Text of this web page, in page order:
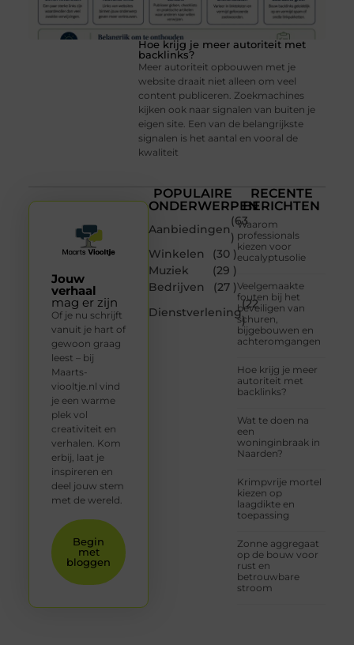
Hoe krijg je meer autoriteit met
backlinks?
Meer autoriteit opbouwen met je
website draait niet alleen om veel
content publiceren. Zoekmachines
kijken ook naar signalen van buiten je
eigen site. Een van de belangrijkste
signalen is het aantal en vooral de
kwaliteit
POPULAIRE
ONDERWERPEN
Aanbiedingen
(63
)
Winkelen
(30 )
Muziek
(29 )
Bedrijven
(27 )
Dienstverlening
(22
)
RECENTE
BERICHTEN
Waarom
professionals
kiezen voor
eucalyptusolie
Veelgemaakte
fouten bij het
beveiligen van
schuren,
bijgebouwen en
achteromgangen
Hoe krijg je meer
autoriteit met
backlinks?
Wat te doen na
een
woninginbraak in
Naarden?
Krimpvrije mortel
kiezen op
laagdikte en
toepassing
Zonne aggregaat
op de bouw voor
rust en
betrouwbare
stroom
Jouw
verhaal
mag er zijn
Of je nu schrijft
vanuit je hart of
gewoon graag
leest – bij
Maarts-
viooltje.nl vind
je een warme
plek vol
creativiteit en
verhalen. Kom
erbij, laat je
inspireren en
deel jouw stem
met de wereld.
Begin
met
bloggen